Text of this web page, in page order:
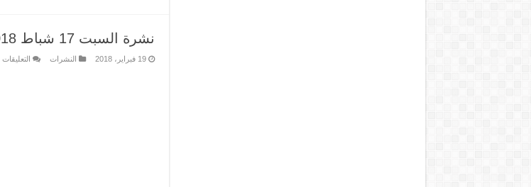
نشرة السبت 17 شباط 2018 العدد 5521
19 فبراير، 2018 النشرات التعليقات